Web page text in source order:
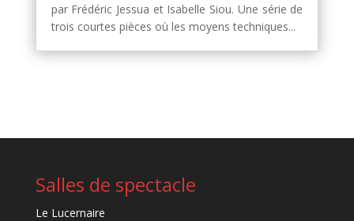
par Frédéric Jessua et Isabelle Siou. Une série de
trois courtes pièces où les moyens techniques...
Salles de spectacle
Le Lucernaire